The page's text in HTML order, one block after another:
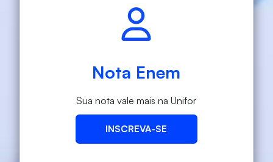
Nota Enem
Sua nota vale mais na Unifor
INSCREVA-SE